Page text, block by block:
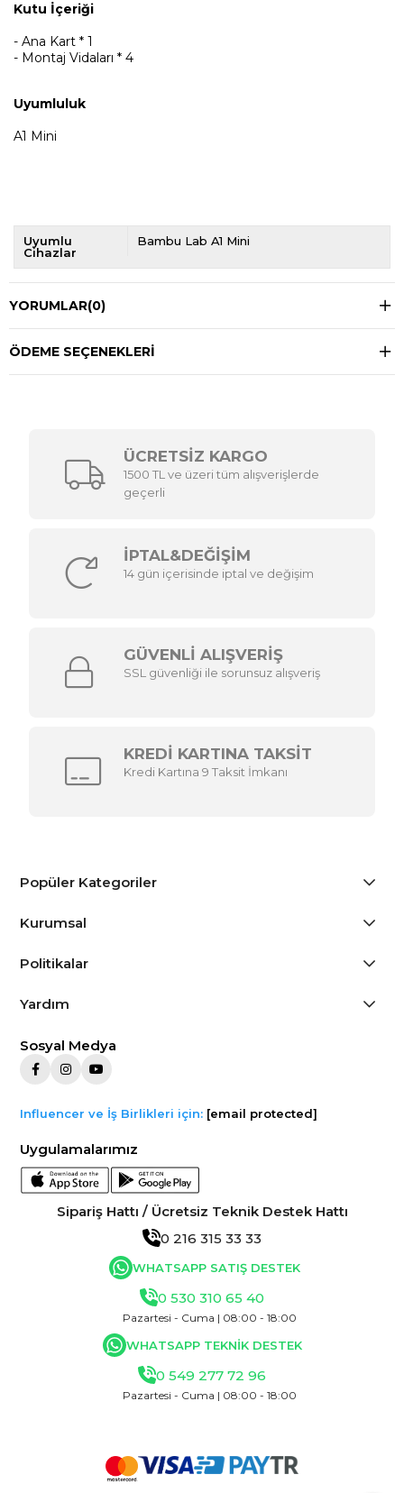
Kutu İçeriği
- Ana Kart * 1
- Montaj Vidaları * 4
Uyumluluk
A1 Mini
Uyumlu
Cihazlar
Bambu Lab A1 Mini
YORUMLAR(0)
ÖDEME SEÇENEKLERI
ÜCRETSİZ KARGO
1500 TL ve üzeri tüm alışverişlerde
geçerli
İPTAL&DEĞİŞİM
14 gün içerisinde iptal ve değişim
GÜVENLİ ALIŞVERİŞ
SSL güvenliği ile sorunsuz alışveriş
KREDİ KARTINA TAKSİT
Kredi Kartına 9 Taksit İmkanı
Popüler Kategoriler
Kurumsal
Politikalar
Yardım
Sosyal Medya
Influencer ve İş Birlikleri için: [email protected]
Uygulamalarımız
Sipariş Hattı / Ücretsiz Teknik Destek Hattı
0 216 315 33 33
WHATSAPP SATIŞ DESTEK
0 530 310 65 40
Pazartesi - Cuma | 08:00 - 18:00
WHATSAPP TEKNİK DESTEK
0 549 277 72 96
Pazartesi - Cuma | 08:00 - 18:00